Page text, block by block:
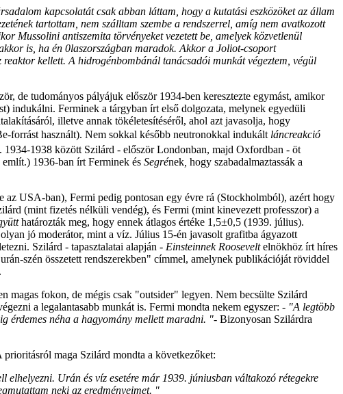
kapcsolatát csak abban láttam, hogy a kutatási eszközöket az állam
tartottam, nem szálltam szembe a rendszerrel, amíg nem avatkozott
Mussolini antiszemita törvényeket vezetett be, amelyek közvetlenül
is, ha én 0laszországban maradok. Akkor a Joliot-csoport
kellett. A hidrogénbombánál tanácsadói munkát végeztem, végül
de tudományos pályájuk először 1934-ben keresztezte egymást, amikor
indukálni. Ferminek a tárgyban írt első dolgozata, melynek egyedüli
illetve annak tökéletesítéséről, ahol azt javasolja, hogy
forrást használt). Nem sokkal később neutronokkal indukált láncreakció
1938 között Szilárd - először Londonban, majd Oxfordban - öt
1936-ban írt Ferminek és Segrének, hogy szabadalmaztassák a
USA-ban), Fermi pedig pontosan egy évre rá (Stockholmból), azért hogy
(mint fizetés nélküli vendég), és Fermi (mint kinevezett professzor) a
határozták meg, hogy ennek átlagos értéke 1,5±0,5 (1939. július).
jó moderátor, mint a víz. Július 15-én javasolt grafitba ágyazott
Szilárd - tapasztalatai alapján - Einsteinnek Rooseveltelnökhöz írt híres
szén összetett rendszerekben" címmel, amelynek publikációját röviddel
magas fokon, de mégis csak "outsider" legyen. Nem becsülte Szilárd
a legalantasabb munkát is. Fermi mondta nekem egyszer: - "A legtöbb
érdemes néha a hagyomány mellett maradni. "- Bizonyosan Szilárdra
maga Szilárd mondta a következőket:
Urán és víz esetére már 1939. júniusban váltakozó rétegekre
neki az eredményeimet. "